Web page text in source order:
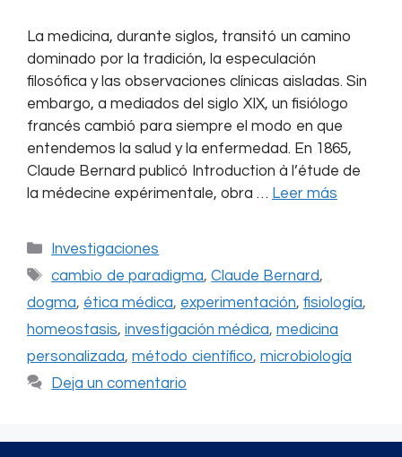
La medicina, durante siglos, transitó un camino
dominado por la tradición, la especulación
filosófica y las observaciones clínicas aisladas. Sin
embargo, a mediados del siglo XIX, un fisiólogo
francés cambió para siempre el modo en que
entendemos la salud y la enfermedad. En 1865,
Claude Bernard publicó Introduction à l’étude de
la médecine expérimentale, obra … Leer más
Categorías
Investigaciones
Etiquetas
cambio de paradigma,Claude Bernard,
dogma, ética médica, experimentación, fisiología,
homeostasis, investigación médica, medicina
personalizada, método científico, microbiología
Deja un comentario